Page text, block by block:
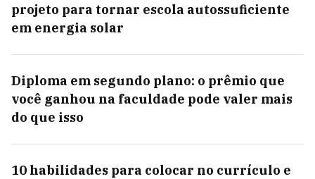
projeto para tornar escola autossuficiente
em energia solar
Diploma em segundo plano: o prêmio que
você ganhou na faculdade pode valer mais
do que isso
10 habilidades para colocar no currículo e